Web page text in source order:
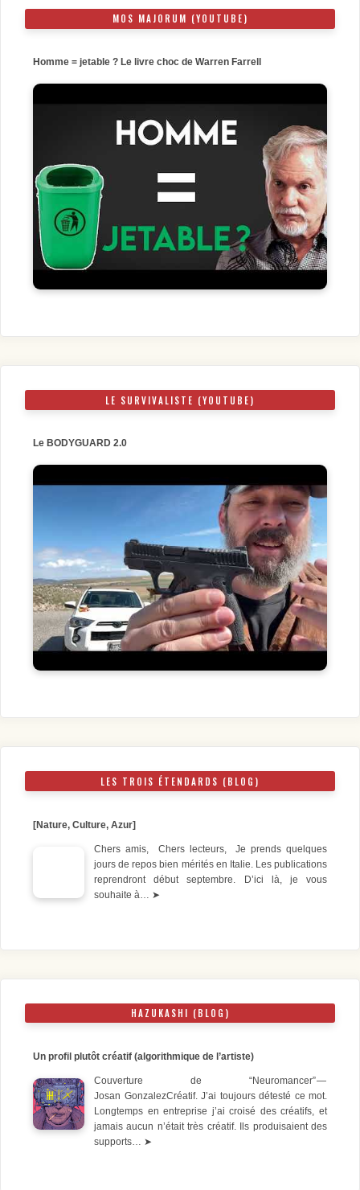
MOS MAJORUM (YOUTUBE)
Homme = jetable ? Le livre choc de Warren Farrell
LE SURVIVALISTE (YOUTUBE)
Le BODYGUARD 2.0
LES TROIS ÉTENDARDS (BLOG)
[Nature, Culture, Azur]
Chers amis, Chers lecteurs, Je prends quelques
jours de repos bien mérités en Italie. Les publications
reprendront début septembre. D’ici là, je vous
souhaite à… ➤
HAZUKASHI (BLOG)
Un profil plutôt créatif (algorithmique de l’artiste)
Couverture de “Neuromancer” —
Josan GonzalezCréatif. J’ai toujours détesté ce mot.
Longtemps en entreprise j’ai croisé des créatifs, et
jamais aucun n’était très créatif. Ils produisaient des
supports… ➤